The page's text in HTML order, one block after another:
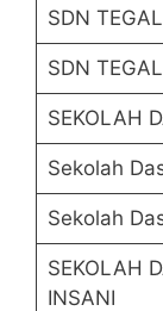
SDN
SDN
SEKOLAH
Sekolah
Sekolah
SEKOLAH
INSANI